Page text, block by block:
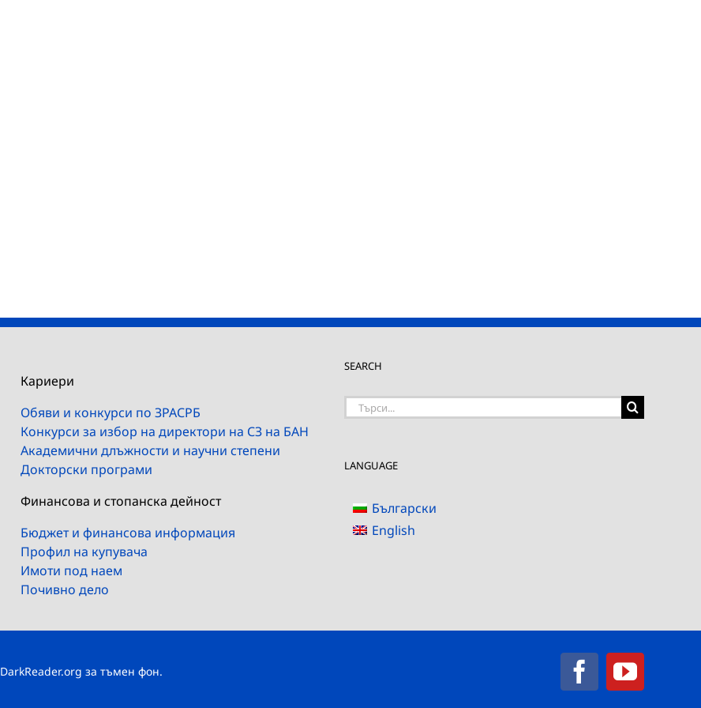
Кариери
Обяви и конкурси по ЗРАСРБ
Конкурси за избор на директори на СЗ на БАН
Академични длъжности и научни степени
Докторски програми
Финансова и стопанска дейност
Бюджет и финансова информация
Профил на купувача
Имоти под наем
Почивно дело
SEARCH
Търсене
LANGUAGE
Български
English
DarkReader.org за тъмен фон. Facebook